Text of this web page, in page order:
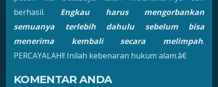
berhasil. Engkau harus mengorbankan
semuanya terlebih dahulu sebelum bisa
menerima kembali secara melimpah.
PERCAYALAH!! Inilah kebenaran hukum alam.â€
KOMENTAR ANDA